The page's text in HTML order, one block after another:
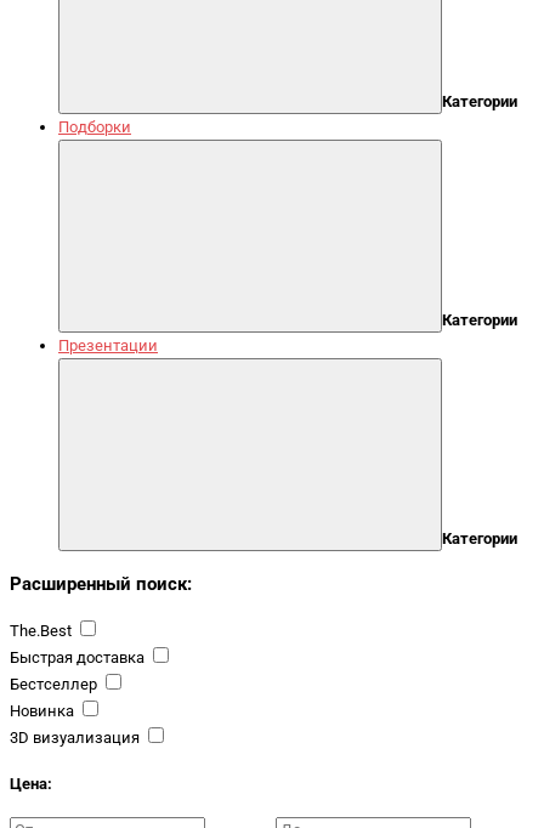
Категории
Подборки
Категории
Презентации
Категории
Расширенный поиск:
The.Best
Быстрая доставка
Бестселлер
Новинка
3D визуализация
Цена: